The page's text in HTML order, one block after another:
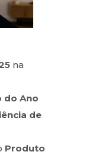
na
do Ano
de
Produto